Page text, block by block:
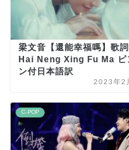
梁文音【還能幸福嗎】歌詞
Hai Neng Xing Fu Ma ピ
ン付日本語訳
2023年2
C-POP